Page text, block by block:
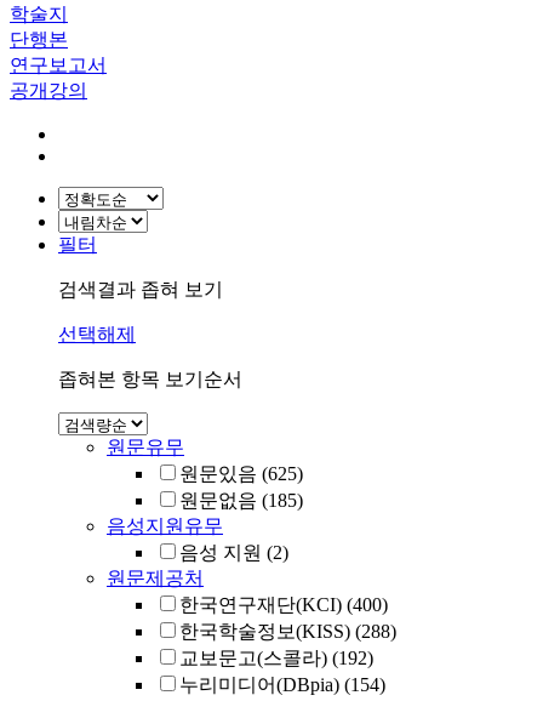
학술지
단행본
연구보고서
공개강의
필터
검색결과 좁혀 보기
선택해제
좁혀본 항목 보기순서
원문유무
원문있음 (625)
원문없음 (185)
음성지원유무
음성 지원 (2)
원문제공처
한국연구재단(KCI) (400)
한국학술정보(KISS) (288)
교보문고(스콜라) (192)
누리미디어(DBpia) (154)